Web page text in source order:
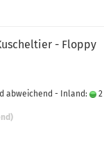
- Floppy
abweichend - Inland:
2